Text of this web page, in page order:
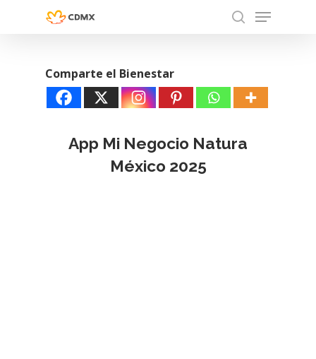
Menu
Comparte el Bienestar
App Mi Negocio Natura
México 2025